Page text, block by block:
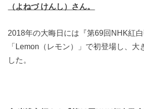
（よねづ けんし）さん。
2018年の大晦日には『第69回NHK紅
「Lemon（レモン）」で初登場し、大
した。